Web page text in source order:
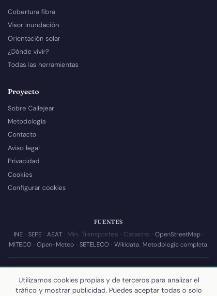
Cobertura fibra
Visor inundación
Orientación solar
¿Dónde vivir?
Todas las herramientas
Proyecto
Sobre Callejear
Metodología
Contacto
Aviso legal
Privacidad
Cookies
Configurar cookies
FUENTES
INE· SEPE· AEAT· Min. Transportes · Catastro · OpenStreetMap·
MITECO· Open-Meteo · SETELECO· Wikidata. Metodología completa.
© 2026 Callejear.com — Directorio municipal de España con datos
abiertos. Desarrollado y mantenido porYoel Castaño.
Utilizamos cookies propias y de terceros para analizar el
tráfico y mostrar publicidad. Puedes aceptar todas o solo